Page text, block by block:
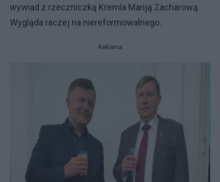
wywiad z rzeczniczką Kremla Mariją Zacharową.
Wygląda raczej na niereformowalnego.
Reklama